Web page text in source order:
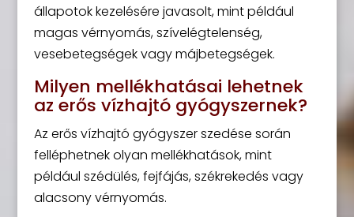
állapotok kezelésére javasolt, mint például
magas vérnyomás, szívelégtelenség,
vesebetegségek vagy májbetegségek.
Milyen mellékhatásai lehetnek
az erős vízhajtó gyógyszernek?
Az erős vízhajtó gyógyszer szedése során
felléphetnek olyan mellékhatások, mint
például szédülés, fejfájás, székrekedés vagy
alacsony vérnyomás.